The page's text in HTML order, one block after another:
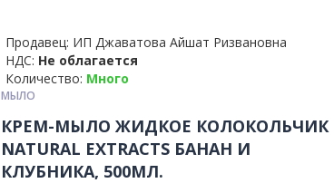
Продавец: ИП Джаватова Айшат Ризвановна
НДС: Не облагается
Количество: Много
МЫЛО
КРЕМ-МЫЛО ЖИДКОЕ КОЛОКОЛЬЧИК
NATURAL EXTRACTS БАНАН И
КЛУБНИКА, 500МЛ.